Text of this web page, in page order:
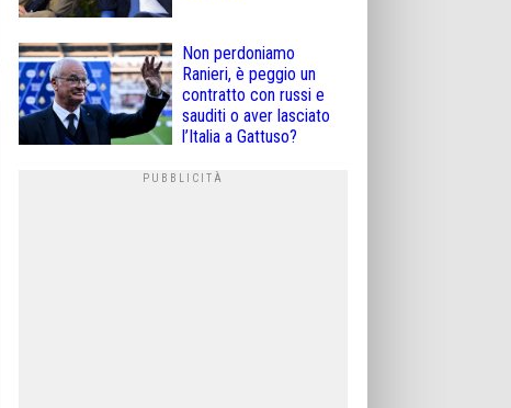
Non perdoniamo
Ranieri, è peggio un
contratto con russi e
sauditi o aver lasciato
l’Italia a Gattuso?